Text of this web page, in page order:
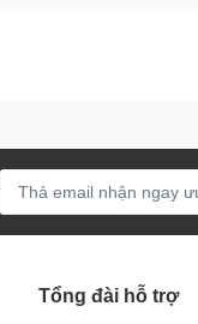
Tổng đài hỗ trợ